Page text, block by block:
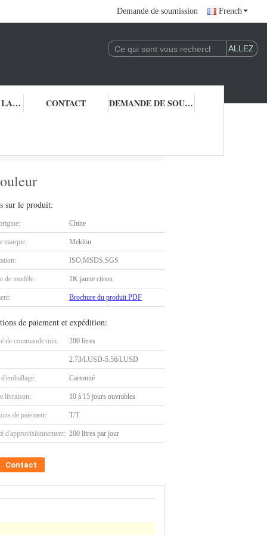
Demande de soumission French
CONTRÔLE DE LA QUALITÉ CONTACT DEMANDE DE SOUMISSION
sur le produit:
Chine
marque: Meklon
ISO,MSDS,SGS
de modèle: 1K jaune citron
Brochure du produit PDF
de paiement et expédition:
de commande min: 200 litres
2.73/LUSD-5.56/LUSD
Cartonné
livraison: 10 à 15 jours ouvrables
de paiement: T/T
d'approvisionnement: 200 litres par jour
Contact